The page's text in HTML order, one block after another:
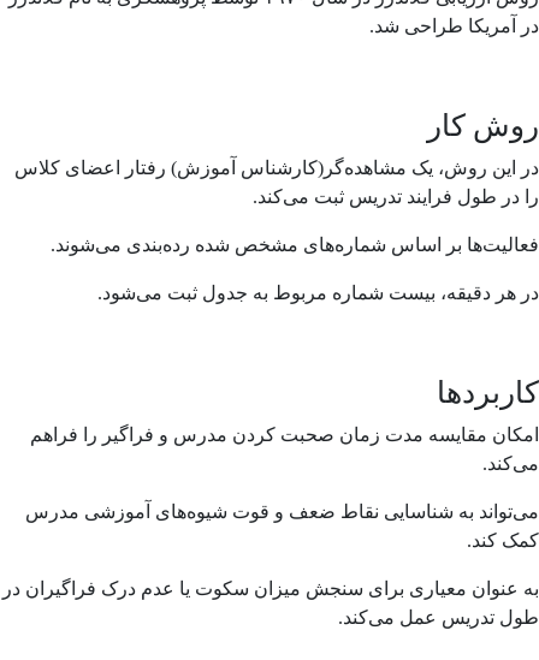
در آمریکا طراحی شد.
روش کار
در این روش، یک مشاهده‌گر(کارشناس آموزش) رفتار اعضای کلاس
را در طول فرایند تدریس ثبت می‌کند.
فعالیت‌ها بر اساس شماره‌های مشخص شده رده‌بندی می‌شوند.
در هر دقیقه، بیست شماره مربوط به جدول ثبت می‌شود.
کاربردها
امکان مقایسه مدت زمان صحبت کردن مدرس و فراگیر را فراهم
می‌کند.
می‌تواند به شناسایی نقاط ضعف و قوت شیوه‌های آموزشی مدرس
کمک کند.
به عنوان معیاری برای سنجش میزان سکوت یا عدم درک فراگیران در
طول تدریس عمل می‌کند.